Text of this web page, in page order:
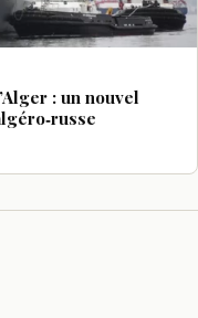
: un nouvel